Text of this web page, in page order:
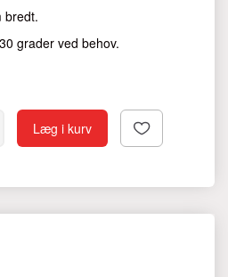
bredt.
grader ved behov.
Læg i kurv